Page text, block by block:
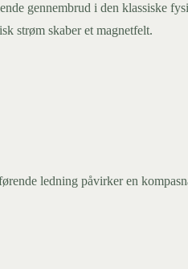
gennembrud i den klassiske
strøm skaber et magnetfelt.
ledning påvirker en